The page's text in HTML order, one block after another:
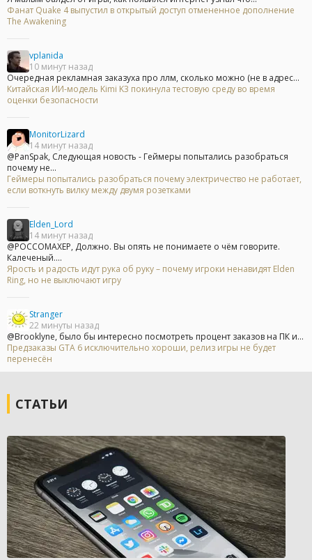
Фанат Quake 4 выпустил в открытый доступ отмененное дополнение
The Awakening
vplanida
10 минут назад
Очередная рекламная заказуха про ллм, сколько можно (не в адрес...
Китайская ИИ-модель Kimi K3 покинула тестовую среду во время
оценки безопасности
MonitorLizard
14 минут назад
@PanSpak, Следующая новость - Геймеры попытались разобраться
почему не...
Геймеры попытались разобраться почему электричество не работает,
если воткнуть вилку между двумя розетками
Elden_Lord
14 минут назад
@POCCOMAXEP, Должно. Вы опять не понимаете о чём говорите.
Калеченый....
Ярость и радость идут рука об руку – почему игроки ненавидят Elden
Ring, но не выключают игру
Stranger
22 минуты назад
@Brooklyne, было бы интересно посмотреть процент заказов на ПК и...
Предзаказы GTA 6 исключительно хороши, релиз игры не будет
перенесён
СТАТЬИ